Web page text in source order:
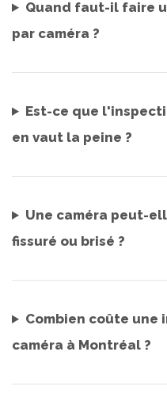
Quand faut-il faire
par caméra ?
Est-ce que
en vaut la peine ?
Une caméra peut-
fissuré ou brisé ?
Combien coûte une
caméra à Montréal ?